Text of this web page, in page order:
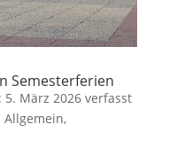
Semesterferien
5. März 2026verfasst
Allgemein,